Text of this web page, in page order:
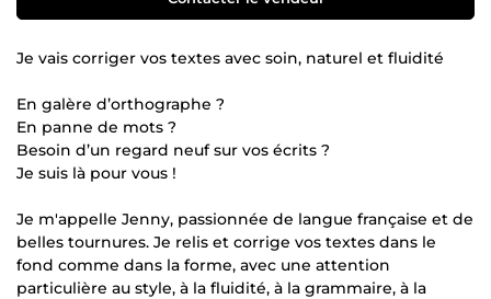
Je vais corriger vos textes avec soin, naturel et fluidité
En galère d’orthographe ?
En panne de mots ?
Besoin d’un regard neuf sur vos écrits ?
Je suis là pour vous !
Je m'appelle Jenny, passionnée de langue française et de
belles tournures. Je relis et corrige vos textes dans le
fond comme dans la forme, avec une attention
particulière au style, à la fluidité, à la grammaire, à la